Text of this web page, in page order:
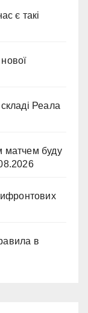
є такі
Реала
матчем буду
в